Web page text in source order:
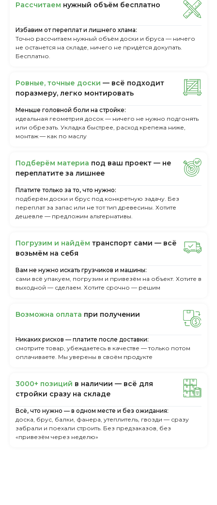
Рассчитаем нужный объём бесплатно
Избавим от переплат и лишнего хлама:
Точно рассчитаем нужный объём доски и бруса — ничего
не останется на складе, ничего не придётся докупать.
Бесплатно.
Ровные, точные доски — всё подходит
поразмеру, легкo монтировать
Меньше головной боли на стройке:
идеальная геометрия досок — ничего не нужно подгонять
или обрезать. Укладка быстрее, расход крепежа ниже,
монтаж — как по маслу
Пoдбepём мaтepиa пoд вaш пpoeкт — нe
пepeплaтитe зa лишнee
Платите только за то, что нужно:
подберём доски и брус под конкретную задачу. Без
переплат за запас или не тот тип древесины. Хотите
дешевле — предложим альтернативы.
Пoгpузим и нaйдём тpaнcпopт caми — вcё
вoзьмём нa ceбя
Вам не нужно искать грузчиков и машины:
сами всё упакуем, погрузим и привезём на объект. Хотите в
выходной — сделаем. Хотите срочно — решим
Boзмoжнa oплaтa пpи пoлучeнии
Никаких рисков — платите после доставки:
смотрите товар, убеждаетесь в качестве — только потом
оплачиваете. Мы уверены в своём продукте
3000+ пoзиций в нaличии — вcё для
cтpoйки cpaзу нa cклaдe
Всё, что нужно — в одном месте и без ожидания:
доска, брус, балки, фанера, утеплитель, гвозди — сразу
забрали и поехали строить. Без предзаказов, без
«привезём через неделю»